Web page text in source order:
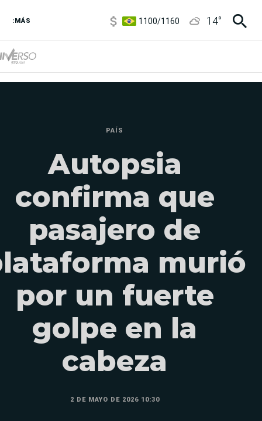
:MÁS
3,8/4
14°
PAÍS
Autopsia
confirma que
pasajero de
murió
por un fuerte
golpe en la
cabeza
2 DE MAYO DE 2026 10:30